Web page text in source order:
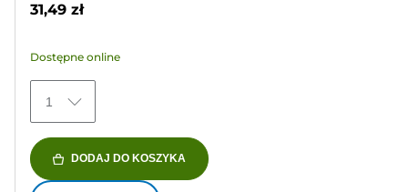
5
373
Recenzji
31,49 zł
Dostępne online
1
DODAJ DO KOSZYKA